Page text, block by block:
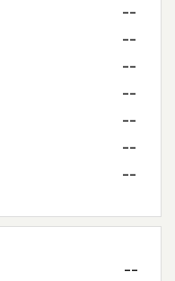
--
--
--
--
--
--
--
--